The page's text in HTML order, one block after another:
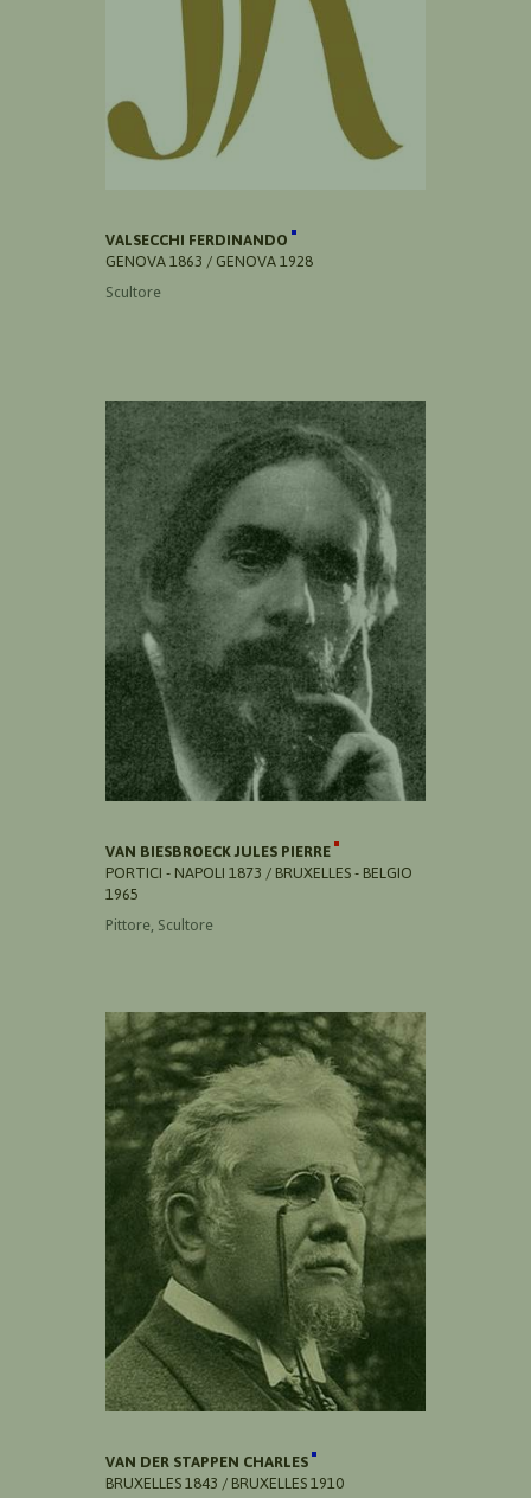
VALSECCHI FERDINANDO
GENOVA 1863 / GENOVA 1928
Scultore
VAN BIESBROECK JULES PIERRE
PORTICI - NAPOLI 1873 / BRUXELLES - BELGIO
1965
Pittore, Scultore
VAN DER STAPPEN CHARLES
BRUXELLES 1843 / BRUXELLES 1910